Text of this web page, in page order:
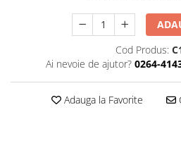
Cantare numaratoare
Cantare de verificare
Platforme pe 1 celula
Platforme mici 28x35
Cod Produs:
Ai nevoie de ajutor? 0264-
Adauga la Favorite